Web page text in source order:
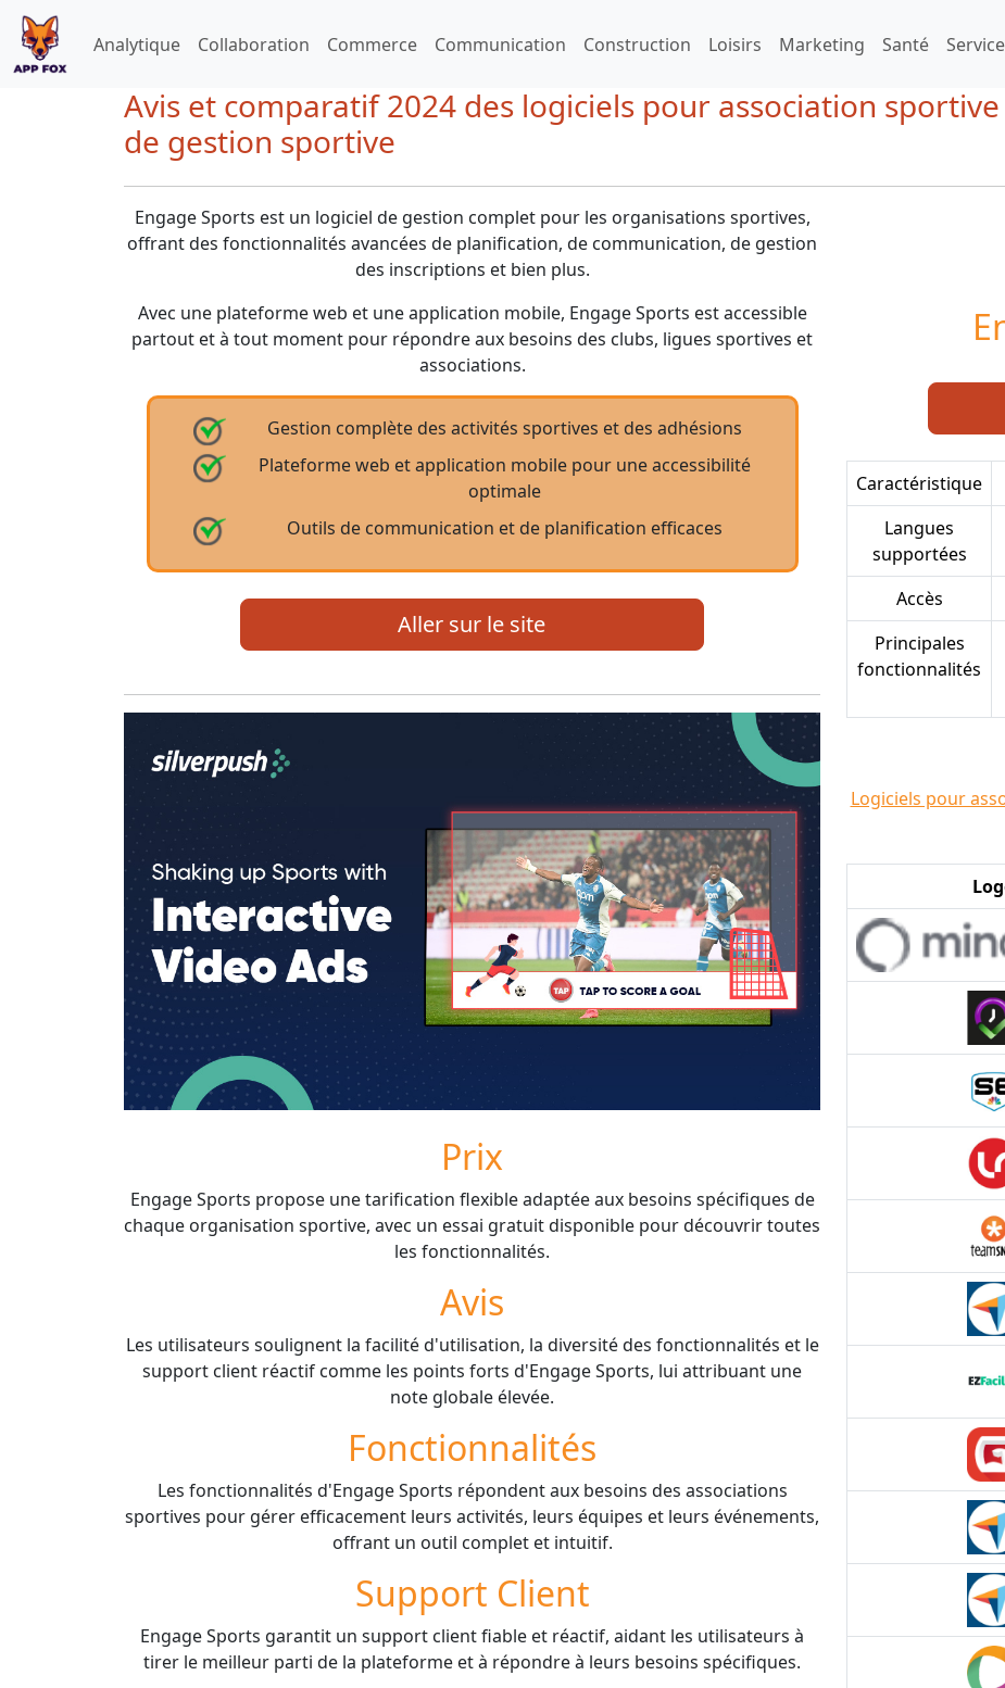
Analytique Collaboration Commerce Communication Construction Loisirs Marketing Santé
Avis et comparatif 2024 des logiciels pour association
de gestion sportive
Engage Sports est un logiciel de gestion complet pour les organisations sportives,
offrant des fonctionnalités avancées de planification, de communication, de gestion
des inscriptions et bien plus.
Avec une plateforme web et une application mobile, Engage Sports est accessible
partout et à tout moment pour répondre aux besoins des clubs, ligues sportives et
associations.
Gestion complète des activités sportives et des adhésions
Plateforme web et application mobile pour une accessibilité
optimale
Outils de communication et de planification efficaces
Aller sur le site
Prix
Engage Sports propose une tarification flexible adaptée aux besoins spécifiques de
chaque organisation sportive, avec un essai gratuit disponible pour découvrir toutes
les fonctionnalités.
Avis
Les utilisateurs soulignent la facilité d'utilisation, la diversité des fonctionnalités et le
support client réactif comme les points forts d'Engage Sports, lui attribuant une
note globale élevée.
Fonctionnalités
Les fonctionnalités d'Engage Sports répondent aux besoins des associations
sportives pour gérer efficacement leurs activités, leurs équipes et leurs événements,
offrant un outil complet et intuitif.
Support Client
Engage Sports garantit un support client fiable et réactif, aidant les utilisateurs à
tirer le meilleur parti de la plateforme et à répondre à leurs besoins spécifiques.
Caractéristique
Langues
supportées
Accès
Principales
fonctionnalités
Logiciels pour